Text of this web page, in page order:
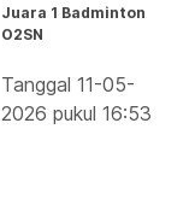
Juara 1 Badminton
O2SN
Tanggal 11-05-
2026 pukul 16:53